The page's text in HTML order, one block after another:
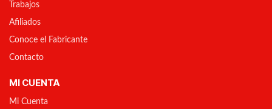
Trabajos
Afiliados
Conoce el Fabricante
Contacto
MI CUENTA
Mi Cuenta